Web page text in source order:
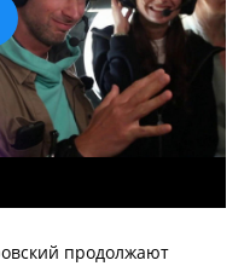
продолжают